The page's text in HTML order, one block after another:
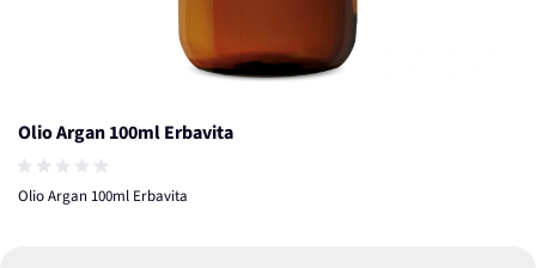
Olio Argan 100ml Erbavita
Olio Argan 100ml Erbavita